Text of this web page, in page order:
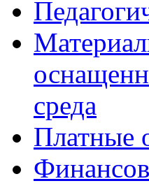
среда
Платные